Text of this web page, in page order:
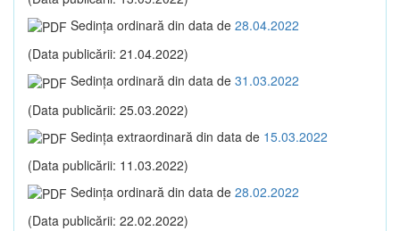
Sedinţa ordinară din data de 28.04.2022
(Data publicării: 21.04.2022)
Sedinţa ordinară din data de 31.03.2022
(Data publicării: 25.03.2022)
Sedinţa extraordinară din data de 15.03.2022
(Data publicării: 11.03.2022)
Sedinţa ordinară din data de 28.02.2022
(Data publicării: 22.02.2022)